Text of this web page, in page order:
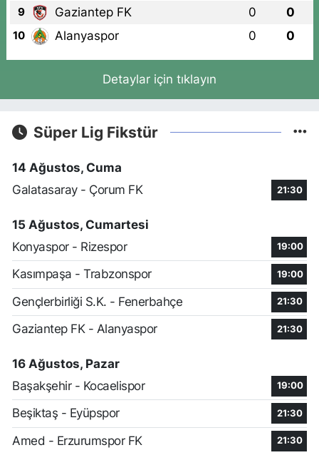
9 Gaziantep FK 0 0
10 Alanyaspor 0 0
Detaylar için tıklayın
Süper Lig Fikstür
14 Ağustos, Cuma
Galatasaray - Çorum FK
21:30
15 Ağustos, Cumartesi
Konyaspor - Rizespor
19:00
Kasımpaşa - Trabzonspor 19:00
Gençlerbirliği S.K. - Fenerbahçe 21:30
Gaziantep FK - Alanyaspor 21:30
16 Ağustos, Pazar
Başakşehir - Kocaelispor
19:00
Beşiktaş - Eyüpspor 21:30
Amed - Erzurumspor FK 21:30